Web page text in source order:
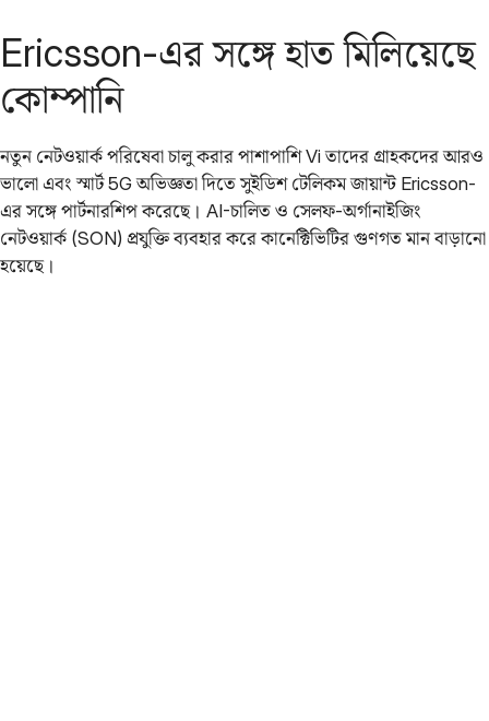
Ericsson-এর সঙ্গে হাত মিলিয়েছে
কোম্পানি
নতুন নেটওয়ার্ক পরিষেবা চালু করার পাশাপাশি Vi তাদের গ্রাহকদের আরও
ভালো এবং স্মার্ট 5G অভিজ্ঞতা দিতে সুইডিশ টেলিকম জায়ান্ট Ericsson-
এর সঙ্গে পার্টনারশিপ করেছে। AI-চালিত ও সেলফ-অর্গানাইজিং
নেটওয়ার্ক (SON) প্রযুক্তি ব্যবহার করে কানেক্টিভিটির গুণগত মান বাড়ানো
হয়েছে।